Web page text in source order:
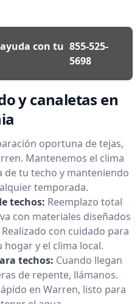
con tu 855-525-
5698
y canaletas en
oportuna de tejas,
Mantenemos el clima
tu techo y manteniendo
temporada.
techos: Reemplazo total
con materiales diseñados
con cuidado para
y el clima local.
techos: Cuando llegan
de repente, llámanos.
en Warren, listo para